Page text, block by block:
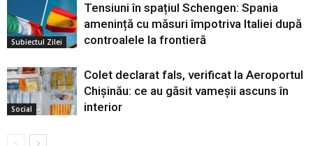
Subiectul Zilei
Tensiuni în spațiul Schengen: Spania
amenință cu măsuri împotriva Italiei după
controalele la frontieră
Social
Colet declarat fals, verificat la Aeroportul
Chișinău: ce au găsit vameșii ascuns în
interior